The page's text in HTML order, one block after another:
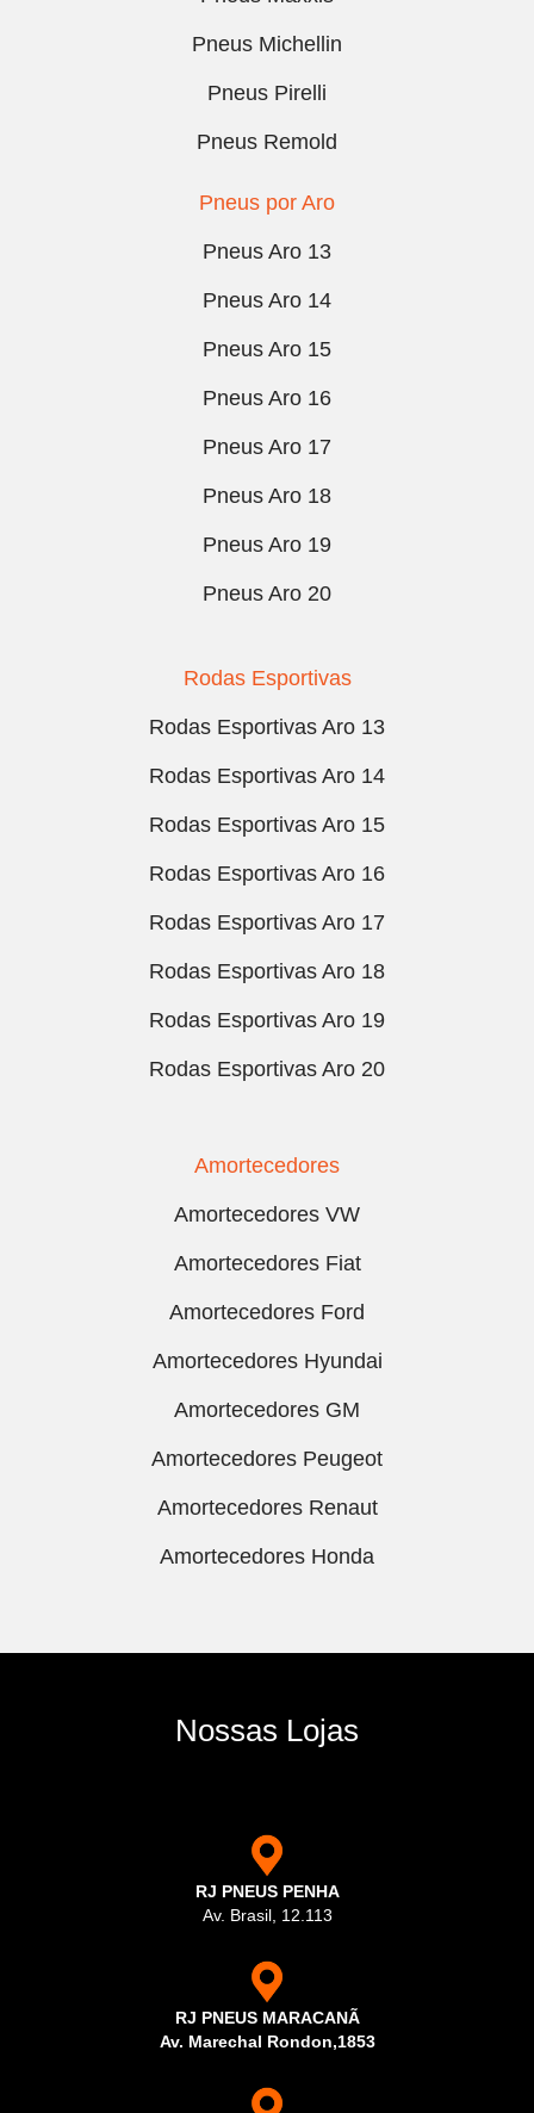
Pneus Michellin
Pneus Pirelli
Pneus Remold
Pneus por Aro
Pneus Aro 13
Pneus Aro 14
Pneus Aro 15
Pneus Aro 16
Pneus Aro 17
Pneus Aro 18
Pneus Aro 19
Pneus Aro 20
Rodas Esportivas
Rodas Esportivas Aro 13
Rodas Esportivas Aro 14
Rodas Esportivas Aro 15
Rodas Esportivas Aro 16
Rodas Esportivas Aro 17
Rodas Esportivas Aro 18
Rodas Esportivas Aro 19
Rodas Esportivas Aro 20
Amortecedores
Amortecedores VW
Amortecedores Fiat
Amortecedores Ford
Amortecedores Hyundai
Amortecedores GM
Amortecedores Peugeot
Amortecedores Renaut
Amortecedores Honda
Nossas Lojas
RJ PNEUS PENHA
Av. Brasil, 12.113
RJ PNEUS MARACANÃ
Av. Marechal Rondon,1853